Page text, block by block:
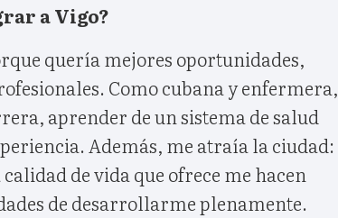
a Vigo?
quería mejores oportunidades,
Como cubana y enfermera,
aprender de un sistema de salud
Además, me atraía la ciudad:
de vida que ofrece me hacen
de desarrollarme plenamente.